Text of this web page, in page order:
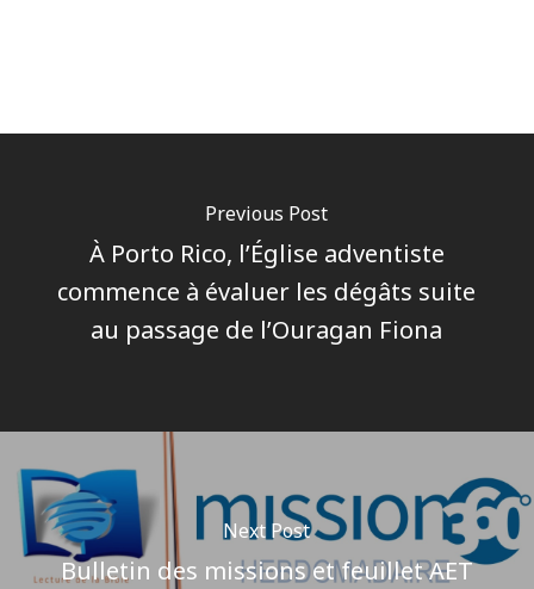
Previous Post
À Porto Rico, l’Église adventiste
commence à évaluer les dégâts suite
au passage de l’Ouragan Fiona
Next Post
Bulletin des missions et feuillet AET